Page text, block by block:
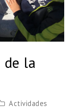
de la
Actividades